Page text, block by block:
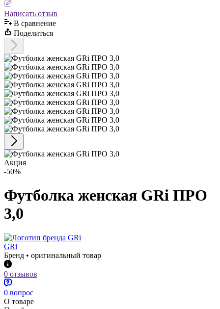
Написать отзыв
В сравнениe
Поделиться
Акция
-50%
Футболка женская GRi ПРО
3,0
GRi
Бренд • оригинальный товар
0 отзывов
0 вопрос
О товаре